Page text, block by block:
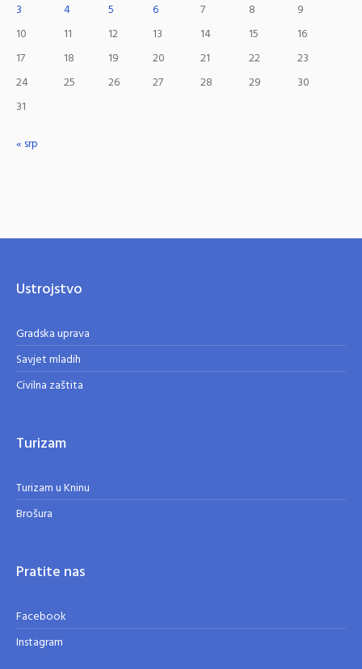
3
4 5 6 7 8
9
10
11 12 13 14 15
16
17
18 19 20 21 22
23
24
25 26 27 28 29
30
31
« srp
Ustrojstvo
Gradska uprava
Savjet mladih
Civilna zaštita
Turizam
Turizam u Kninu
Brošura
Pratite nas
Facebook
Instagram